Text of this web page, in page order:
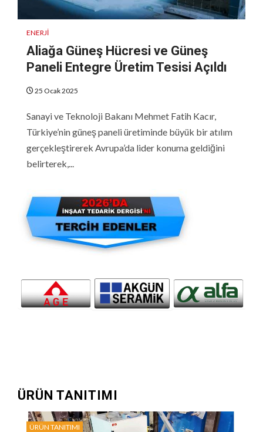
ENERJI
Aliağa Güneş Hücresi ve Güneş
Paneli Entegre Üretim Tesisi Açıldı
25 Ocak 2025
Sanayi ve Teknoloji Bakanı Mehmet Fatih Kacır,
Türkiye’nin güneş paneli üretiminde büyük bir atılım
gerçekleştirerek Avrupa’da lider konuma geldiğini
belirterek,...
ÜRÜN TANITIMI
ÜRÜN TANITIMI